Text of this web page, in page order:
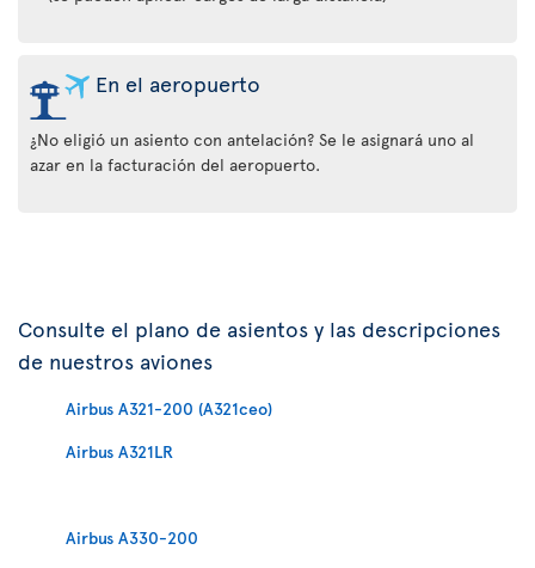
En el aeropuerto
¿No eligió un asiento con antelación? Se le asignará uno al
azar en la facturación del aeropuerto.
Consulte el plano de asientos y las descripciones
de nuestros aviones
Airbus A321-200 (A321ceo)
Airbus A321LR
Airbus A330-200